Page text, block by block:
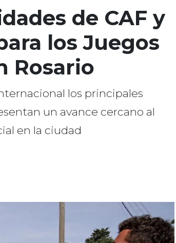
de CAF y
los Juegos
Rosario
los principales
un avance cercano al
en la ciudad